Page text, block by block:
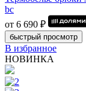
bc
от 6 690 ₽
быстрый просмотр
В избранное
НОВИНКА